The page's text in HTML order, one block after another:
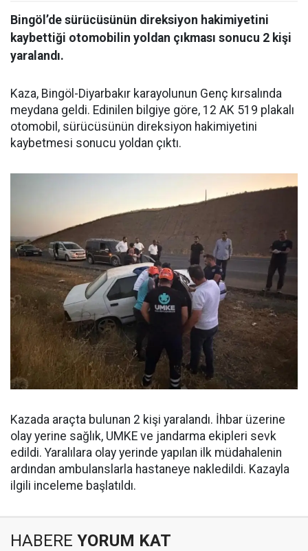
Bingöl’de sürücüsünün direksiyon hakimiyetini
kaybettiği otomobilin yoldan çıkması sonucu 2 kişi
yaralandı.
Kaza, Bingöl-Diyarbakır karayolunun Genç kırsalında
meydana geldi. Edinilen bilgiye göre, 12 AK 519 plakalı
otomobil, sürücüsünün direksiyon hakimiyetini
kaybetmesi sonucu yoldan çıktı.
Kazada araçta bulunan 2 kişi yaralandı. İhbar üzerine
olay yerine sağlık, UMKE ve jandarma ekipleri sevk
edildi. Yaralılara olay yerinde yapılan ilk müdahalenin
ardından ambulanslarla hastaneye nakledildi. Kazayla
ilgili inceleme başlatıldı.
HABERE YORUM KAT